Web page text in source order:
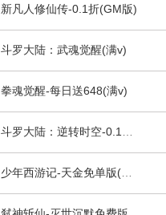
新凡人修仙传-0.1折(GM版)
斗罗大陆：武魂觉醒(满v)
拳魂觉醒-每日送648(满v)